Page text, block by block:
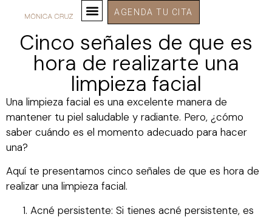
AGENDA TU CITA
Cinco señales de que es
hora de realizarte una
limpieza facial
Una limpieza facial es una excelente manera de
mantener tu piel saludable y radiante. Pero, ¿cómo
saber cuándo es el momento adecuado para hacer
una?
Aquí te presentamos cinco señales de que es hora de
realizar una limpieza facial.
Acné persistente: Si tienes acné persistente, es